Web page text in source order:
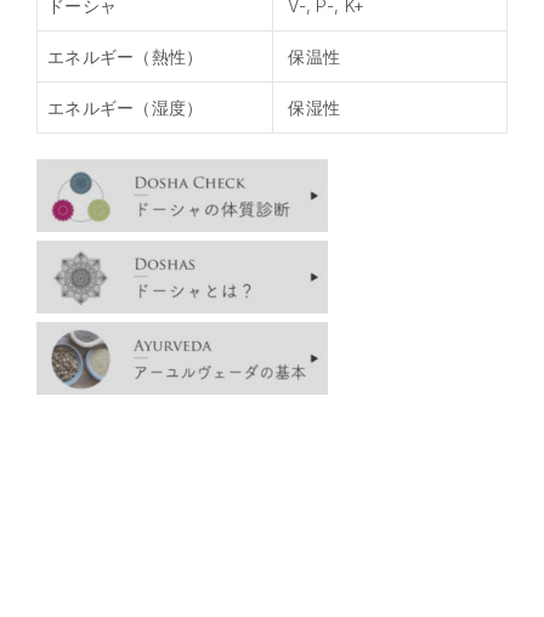
ドーシャ V-, P-, K+
エネルギー（熱性） 保温性
エネルギー（湿度） 保湿性